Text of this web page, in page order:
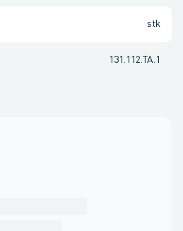
stk
131.112.TA.1